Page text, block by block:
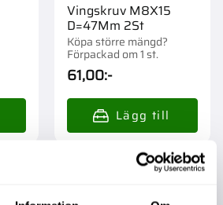
Vingskruv M8X15
D=47Mm 2St
Köpa större mängd?
Förpackad om 1 st.
61,00:-